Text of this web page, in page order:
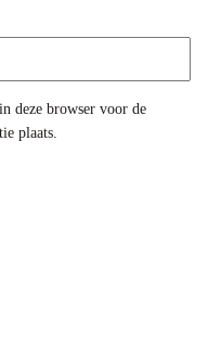
deze browser voor de
plaats.